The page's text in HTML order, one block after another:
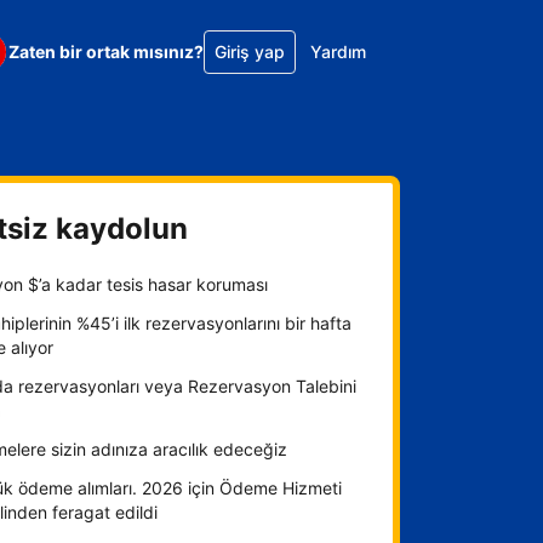
Zaten bir ortak mısınız? Giriş yap Yardım
kaydolun
$’a kadar tesis hasar koruması
%45’i ilk rezervasyonlarını bir hafta
alıyor
rezervasyonları veya Rezervasyon Talebini
sizin adınıza aracılık edeceğiz
ödeme alımları. 2026 için Ödeme Hizmeti
feragat edildi